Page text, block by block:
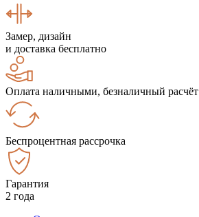
Замер, дизайн
и доставка бесплатно
Оплата наличными, безналичный расчёт
Беспроцентная рассрочка
Гарантия
2 года